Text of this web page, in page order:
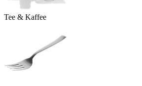
Tee & Kaffee